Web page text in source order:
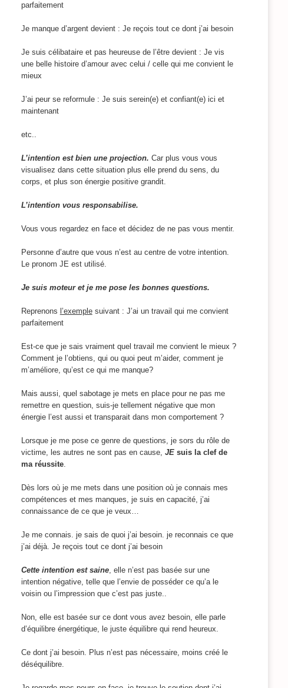
parfaitement
Je manque d’argent devient : Je reçois tout ce dont j’ai besoin
Je suis célibataire et pas heureuse de l’être devient : Je vis
une belle histoire d’amour avec celui / celle qui me convient le
mieux
J’ai peur se reformule : Je suis serein(e) et confiant(e) ici et
maintenant
etc..
L’intention est bien une projection. Car plus vous vous
visualisez dans cette situation plus elle prend du sens, du
corps, et plus son énergie positive grandit.
L’intention vous responsabilise.
Vous vous regardez en face et décidez de ne pas vous mentir.
Personne d’autre que vous n’est au centre de votre intention.
Le pronom JE est utilisé.
Je suis moteur et je me pose les bonnes questions.
Reprenons l’exemplesuivant : J’ai un travail qui me convient
parfaitement
Est-ce que je sais vraiment quel travail me convient le mieux ?
Comment je l’obtiens, qui ou quoi peut m’aider, comment je
m’améliore, qu’est ce qui me manque?
Mais aussi, quel sabotage je mets en place pour ne pas me
remettre en question, suis-je tellement négative que mon
énergie l’est aussi et transparait dans mon comportement ?
Lorsque je me pose ce genre de questions, je sors du rôle de
victime, les autres ne sont pas en cause, JEsuis la clef de
ma réussite.
Dès lors où je me mets dans une position où je connais mes
compétences et mes manques, je suis en capacité, j’ai
connaissance de ce que je veux…
Je me connais. je sais de quoi j’ai besoin. je reconnais ce que
j’ai déjà. Je reçois tout ce dont j’ai besoin
Cette intention est saine, elle n’est pas basée sur une
intention négative, telle que l’envie de posséder ce qu’a le
voisin ou l’impression que c’est pas juste..
Non, elle est basée sur ce dont vous avez besoin, elle parle
d’équilibre énergétique, le juste équilibre qui rend heureux.
Ce dont j’ai besoin. Plus n’est pas nécessaire, moins créé le
déséquilibre.